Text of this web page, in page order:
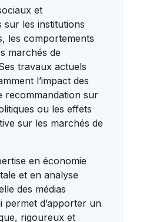
et
sur les institutions
les comportements
marchés de
travaux actuels
l’impact des
recommandation sur
ou les effets
sur les marchés de
en économie
et en analyse
des médias
permet d’apporter un
rigoureux et